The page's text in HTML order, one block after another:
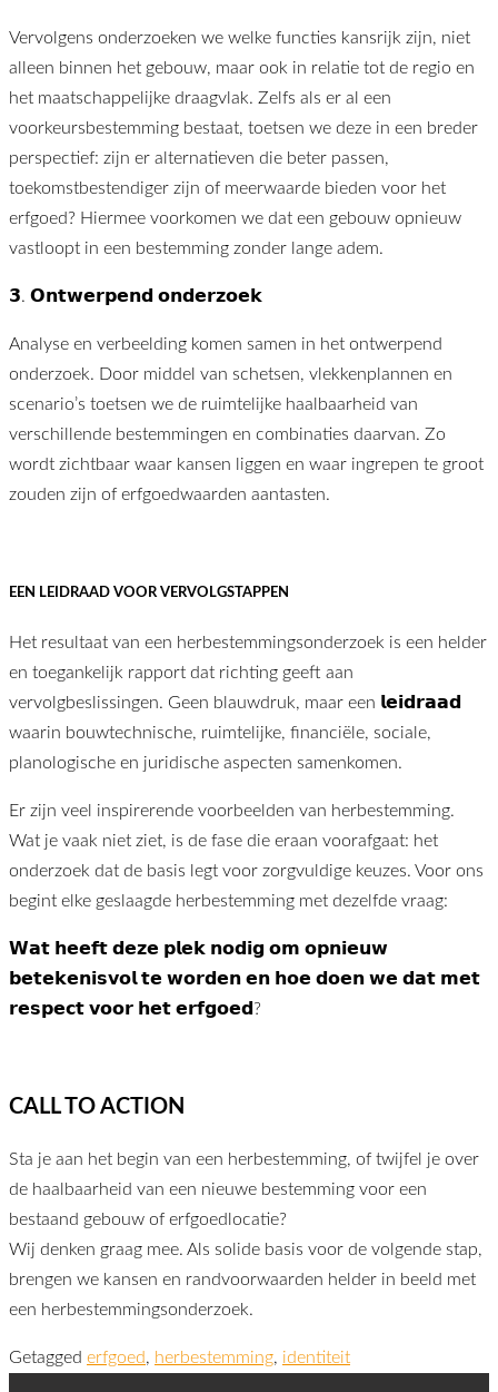
Vervolgens onderzoeken we welke functies kansrijk zijn, niet
alleen binnen het gebouw, maar ook in relatie tot de regio en
het maatschappelijke draagvlak. Zelfs als er al een
voorkeursbestemming bestaat, toetsen we deze in een breder
perspectief: zijn er alternatieven die beter passen,
toekomstbestendiger zijn of meerwaarde bieden voor het
erfgoed? Hiermee voorkomen we dat een gebouw opnieuw
vastloopt in een bestemming zonder lange adem.
𝟯. 𝗢𝗻𝘁𝘄𝗲𝗿𝗽𝗲𝗻𝗱 𝗼𝗻𝗱𝗲𝗿𝘇𝗼𝗲𝗸
Analyse en verbeelding komen samen in het ontwerpend
onderzoek. Door middel van schetsen, vlekkenplannen en
scenario’s toetsen we de ruimtelijke haalbaarheid van
verschillende bestemmingen en combinaties daarvan. Zo
wordt zichtbaar waar kansen liggen en waar ingrepen te groot
zouden zijn of erfgoedwaarden aantasten.
EEN LEIDRAAD VOOR VERVOLGSTAPPEN
Het resultaat van een herbestemmingsonderzoek is een helder
en toegankelijk rapport dat richting geeft aan
vervolgbeslissingen. Geen blauwdruk, maar een 𝗹𝗲𝗶𝗱𝗿𝗮𝗮𝗱
waarin bouwtechnische, ruimtelijke, financiële, sociale,
planologische en juridische aspecten samenkomen.
Er zijn veel inspirerende voorbeelden van herbestemming.
Wat je vaak niet ziet, is de fase die eraan voorafgaat: het
onderzoek dat de basis legt voor zorgvuldige keuzes. Voor ons
begint elke geslaagde herbestemming met dezelfde vraag:
𝗪𝗮𝘁 𝗵𝗲𝗲𝗳𝘁 𝗱𝗲𝘇𝗲 𝗽𝗹𝗲𝗸 𝗻𝗼𝗱𝗶𝗴 𝗼𝗺 𝗼𝗽𝗻𝗶𝗲𝘂𝘄
𝗯𝗲𝘁𝗲𝗸𝗲𝗻𝗶𝘀𝘃𝗼𝗹 𝘁𝗲 𝘄𝗼𝗿𝗱𝗲𝗻 𝗲𝗻 𝗵𝗼𝗲 𝗱𝗼𝗲𝗻 𝘄𝗲 𝗱𝗮𝘁 𝗺𝗲𝘁
𝗿𝗲𝘀𝗽𝗲𝗰𝘁 𝘃𝗼𝗼𝗿 𝗵𝗲𝘁 𝗲𝗿𝗳𝗴𝗼𝗲𝗱?
CALL TO ACTION
Sta je aan het begin van een herbestemming, of twijfel je over
de haalbaarheid van een nieuwe bestemming voor een
bestaand gebouw of erfgoedlocatie?
Wij denken graag mee. Als solide basis voor de volgende stap,
brengen we kansen en randvoorwaarden helder in beeld met
een herbestemmingsonderzoek.
Getagged erfgoed, herbestemming, identiteit